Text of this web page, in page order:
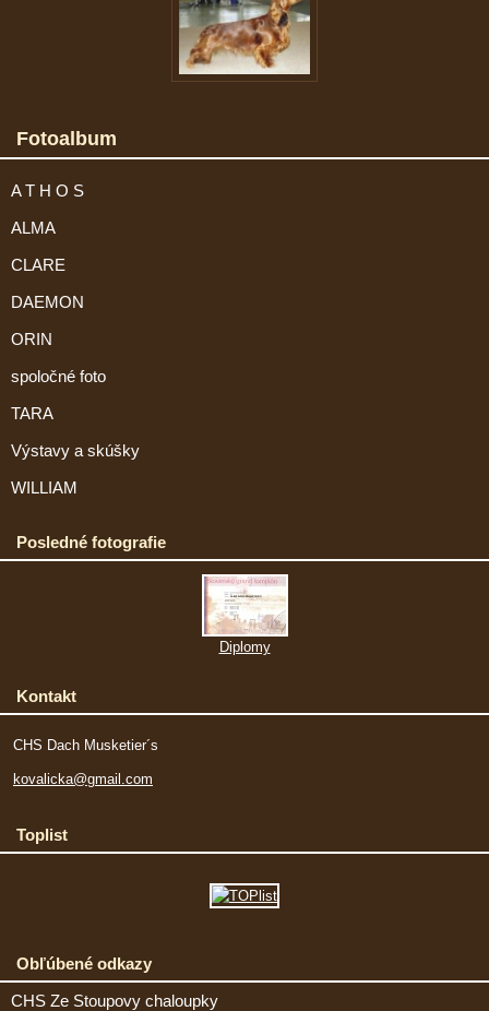
Fotoalbum
A T H O S
ALMA
CLARE
DAEMON
ORIN
spoločné foto
TARA
Výstavy a skúšky
WILLIAM
Posledné fotografie
Diplomy
Kontakt
CHS Dach Musketier´s
kovalicka@gmail.com
Toplist
Obľúbené odkazy
CHS Ze Stoupovy chaloupky